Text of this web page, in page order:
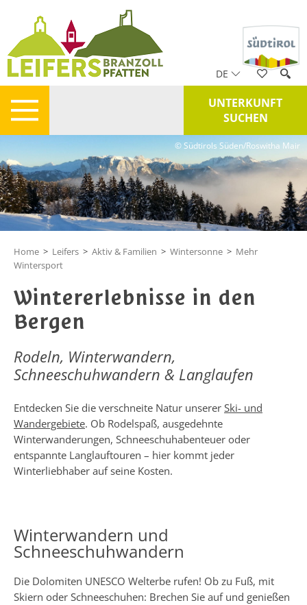
DE
UNTERKUNFT
SUCHEN
© Südtirols Süden/Roswitha Mair
Home > Leifers > Aktiv & Familien > Wintersonne > Mehr
Wintersport
Wintererlebnisse in den
Bergen
Rodeln, Winterwandern,
Schneeschuhwandern & Langlaufen
Entdecken Sie die verschneite Natur unserer Ski- und
Wandergebiete. Ob Rodelspaß, ausgedehnte
Winterwanderungen, Schneeschuhabenteuer oder
entspannte Langlauftouren – hier kommt jeder
Winterliebhaber auf seine Kosten.
Winterwandern und
Schneeschuhwandern
Die Dolomiten UNESCO Welterbe rufen! Ob zu Fuß, mit
Skiern oder Schneeschuhen: Brechen Sie auf und genießen